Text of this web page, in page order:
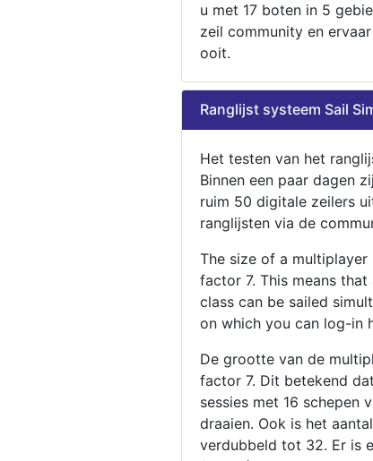
u met 17 boten in 5
zeil community en
ooit.
Ranglijst systeem Sail
Het testen van het
Binnen een paar dagen
ruim 50 digitale zeilers
ranglijsten via de
The size of a
factor 7. This means
class can be sailed
on which you can log-in
De grootte van de
factor 7. Dit betekend
sessies met 16 schepen
draaien. Ook is het
verdubbeld tot 32. Er is